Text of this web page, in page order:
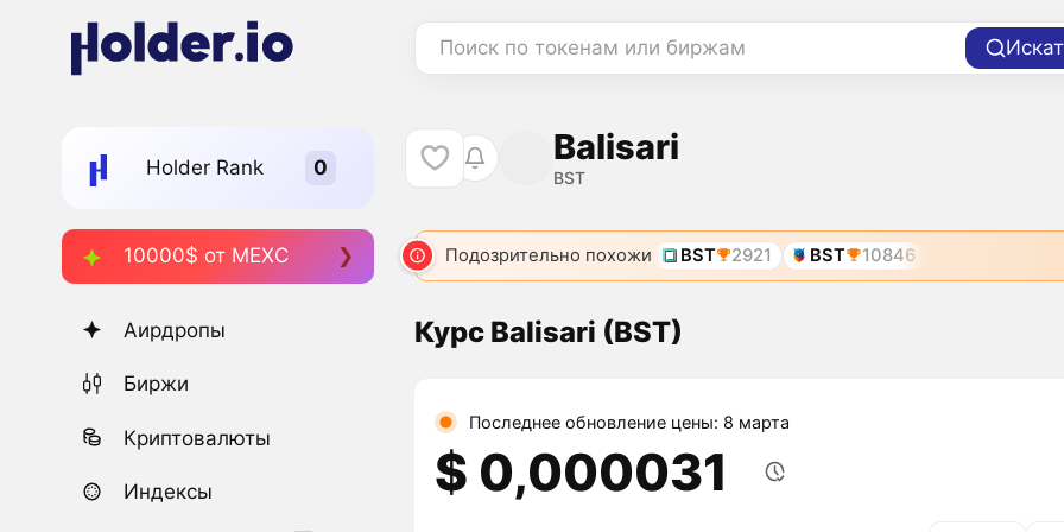
Поиск по токенам или биржам
Holder Rank
10000$ от MEXC
Аирдропы
Биржи
Криптовалюты
Индексы
Balisari
BST
Подозрительно похожи BST 2921 BST 10846
Курс Balisari (BST)
Последнее обновление цены: 8 марта
$ 0,000031